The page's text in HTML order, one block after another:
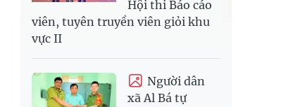
Hội thi Báo cáo
viên, tuyên truyền viên giỏi khu
vực II
Người dân
xã Al Bá tự